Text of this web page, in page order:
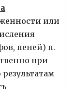
или
пеней) п.
при